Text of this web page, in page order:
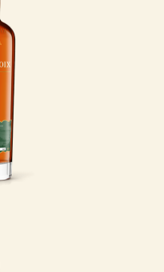
et
Old St.
- Port
valg.